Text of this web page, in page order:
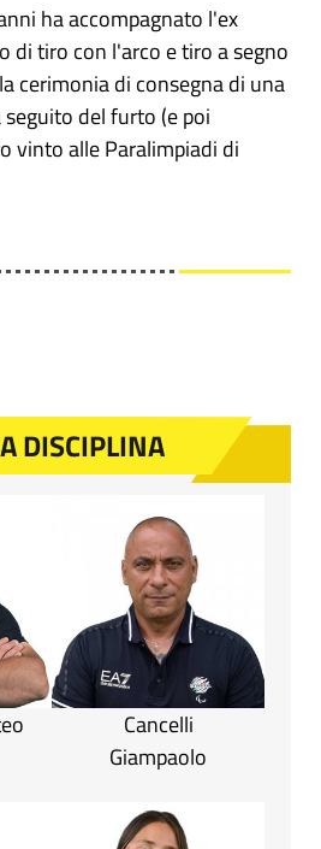
ha accompagnato l'ex
di tiro con l'arco e tiro a segno
cerimonia di consegna di una
del furto (e poi
vinto alle Paralimpiadi di
DISCIPLINA
Cancelli
Giampaolo